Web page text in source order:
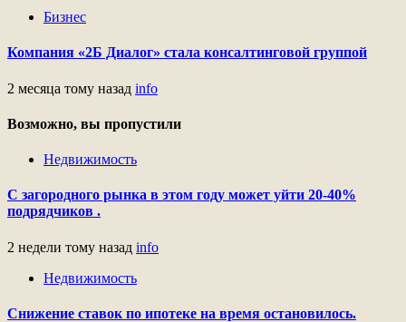
Бизнес
Компания «2Б Диалог» стала консалтинговой группой
2 месяца тому назад info
Возможно, вы пропустили
Недвижимость
С загородного рынка в этом году может уйти 20-40%
подрядчиков .
2 недели тому назад info
Недвижимость
Снижение ставок по ипотеке на время остановилось.